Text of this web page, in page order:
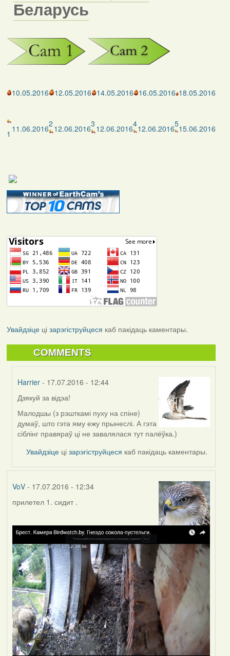
Беларусь
10.05.2016 12.05.2016 14.05.2016 16.05.2016 18.05.2016
1 11.06.20162 12.06.20163 12.06.2016412.06.2016515.06.2016
Увайдзіцеці зарэгіструйцеся каб пакідаць каментары.
COMMENTS
Harrier - 17.07.2016 - 12:44
In
reply
to
by
Дзякуй за відэа!
Малодшы (з рэшткамі пуху на спіне)
думаў, што гэта яму ежу прынеслі. А гэта
сіблінг правяраў ці не завалялася тут палёўка.)
Увайдзіце цізарэгіструйцеся каб пакідаць каментары.
VoV- 17.07.2016 - 12:34
прилетел 1. сидит .